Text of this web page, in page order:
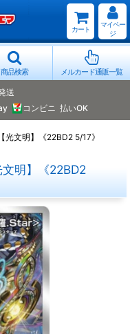
カート
マイペー
ジ
商品検索 メルカード通販一覧
送
コンビニ 払いOK
光文明】《22BD2 5/17》
文明】《22BD2